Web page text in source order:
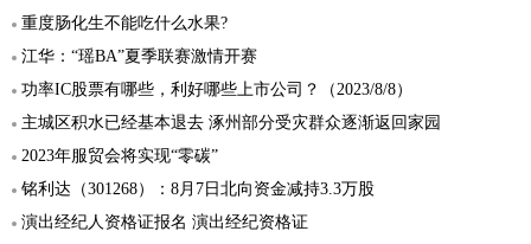
重度肠化生不能吃什么水果?
江华：“瑶BA”夏季联赛激情开赛
功率IC股票有哪些，利好哪些上市公司？（2023/8/8）
主城区积水已经基本退去 涿州部分受灾群众逐渐返回家园
2023年服贸会将实现“零碳”
铭利达（301268）：8月7日北向资金减持3.3万股
演出经纪人资格证报名 演出经纪资格证